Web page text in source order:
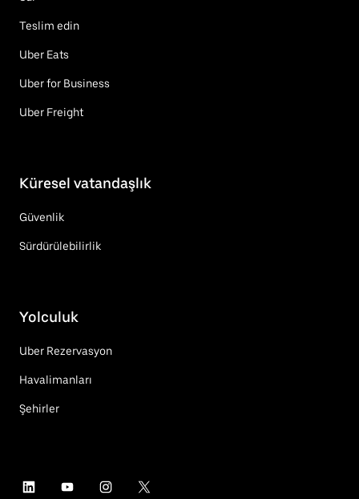
Teslim edin
Uber Eats
Uber for Business
Uber Freight
Küresel vatandaşlık
Güvenlik
Sürdürülebilirlik
Yolculuk
Uber Rezervasyon
Havalimanları
Şehirler